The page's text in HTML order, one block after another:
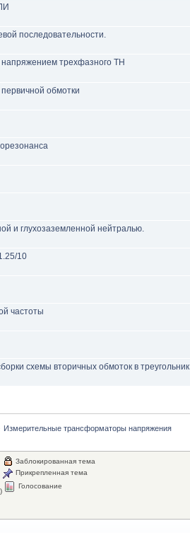
последовательности.
трехфазного ТН
обмотки
и глухозаземленной нейтралью.
10
частоты
схемы вторичных обмоток в треугольник
Измерительные трансформаторы напряжения
Заблокированная тема
Прикрепленная тема
Голосование